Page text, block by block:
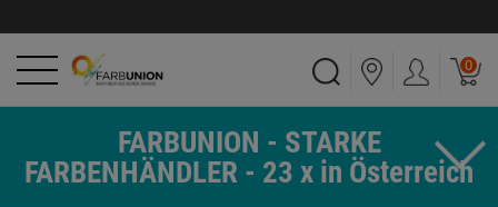
0
FARBUNION - STARKE
FARBENHÄNDLER - 23 x in Österreich